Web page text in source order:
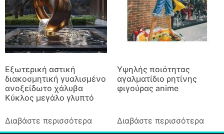
Εξωτερική αστική
διακοσμητική γυαλισμένο
ανοξείδωτο χάλυβα
Κύκλος μεγάλο γλυπτό
Διαβάστε περισσότερα
Υψηλής ποιότητας
αγαλματίδιο ρητίνης
φιγούρας anime
Διαβάστε περισσότερα